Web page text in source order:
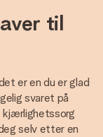
til
er en du er glad
svaret på
selv etter en